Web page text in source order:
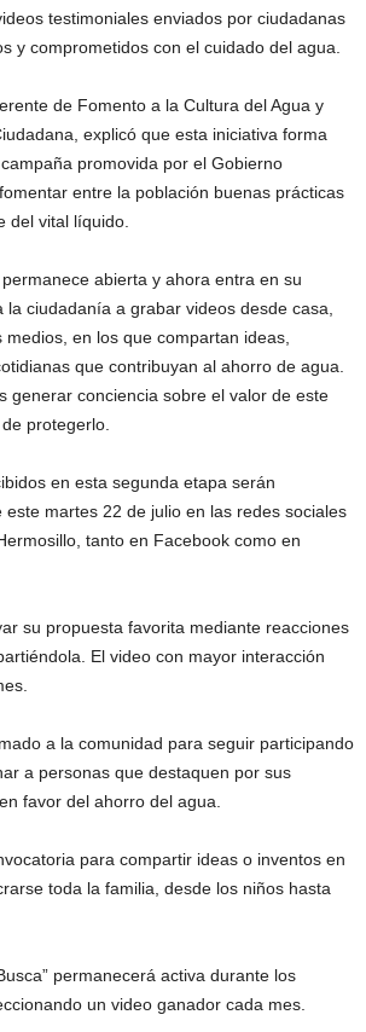
testimoniales enviados por ciudadanas
y comprometidos con el cuidado del agua.
de Fomento a la Cultura del Agua y
explicó que esta iniciativa forma
promovida por el Gobierno
entre la población buenas prácticas
del vital líquido.
abierta y ahora entra en su
ciudadanía a grabar videos desde casa,
en los que compartan ideas,
que contribuyan al ahorro de agua.
generar conciencia sobre el valor de este
protegerlo.
en esta segunda etapa serán
este martes 22 de julio en las redes sociales
tanto en Facebook como en
su propuesta favorita mediante reacciones
El video con mayor interacción
a la comunidad para seguir participando
a personas que destaquen por sus
favor del ahorro del agua.
para compartir ideas o inventos en
toda la familia, desde los niños hasta
permanecerá activa durante los
un video ganador cada mes.